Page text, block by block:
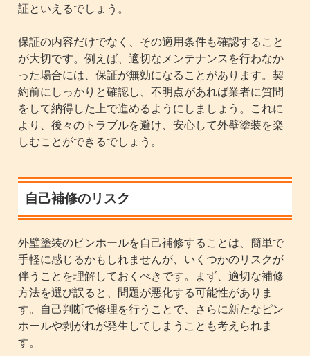
証といえるでしょう。
保証の内容だけでなく、その適用条件も確認すること
が大切です。例えば、適切なメンテナンスを行わなか
った場合には、保証が無効になることがあります。契
約前にしっかりと確認し、不明点があれば業者に質問
をして納得した上で進めるようにしましょう。これに
より、後々のトラブルを避け、安心して外壁塗装を楽
しむことができるでしょう。
自己補修のリスク
外壁塗装のピンホールを自己補修することは、簡単で
手軽に感じるかもしれませんが、いくつかのリスクが
伴うことを理解しておくべきです。まず、適切な補修
方法を選び誤ると、問題が悪化する可能性がありま
す。自己判断で修理を行うことで、さらに新たなピン
ホールや剥がれが発生してしまうことも考えられま
す。